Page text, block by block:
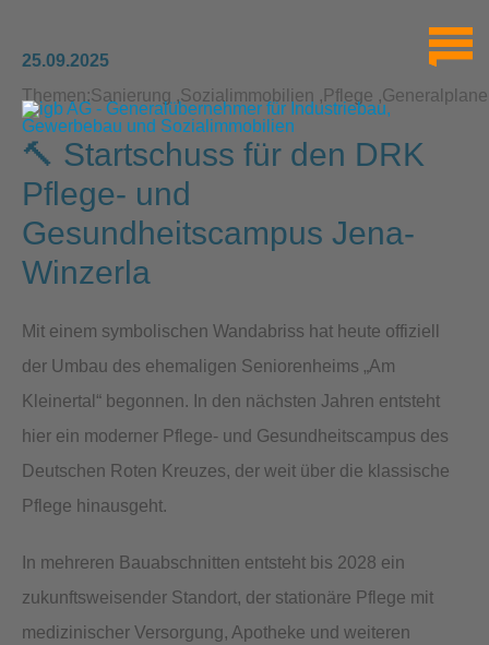
25.09.2025
Themen:Sanierung Sozialimmobilien Pflege
🔨 Startschuss für den DRK
Pflege- und
Gesundheitscampus Jena-
Winzerla
Mit einem symbolischen Wandabriss hat heute offiziell
der Umbau des ehemaligen Seniorenheims „Am
Kleinertal“ begonnen. In den nächsten Jahren entsteht
hier ein moderner Pflege- und Gesundheitscampus des
Deutschen Roten Kreuzes, der weit über die klassische
Pflege hinausgeht.
In mehreren Bauabschnitten entsteht bis 2028 ein
zukunftsweisender Standort, der stationäre Pflege mit
medizinischer Versorgung, Apotheke und weiteren